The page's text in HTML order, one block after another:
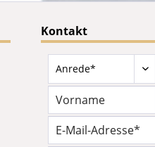
Kontakt